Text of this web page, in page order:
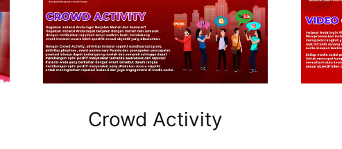
Crowd Activity